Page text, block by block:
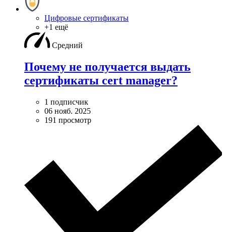
Цифровые сертификаты
+1 ещё
Средний
Почему не получается выдать
сертификаты cert manager?
1 подписчик
06 нояб. 2025
191 просмотр